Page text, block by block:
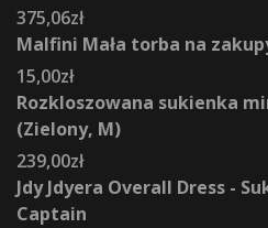
375,06zł
Malfini Mała torba na
15,00zł
Rozkloszowana sukienka
(Zielony, M)
239,00zł
Jdy Jdyera Overall Dress -
Captain